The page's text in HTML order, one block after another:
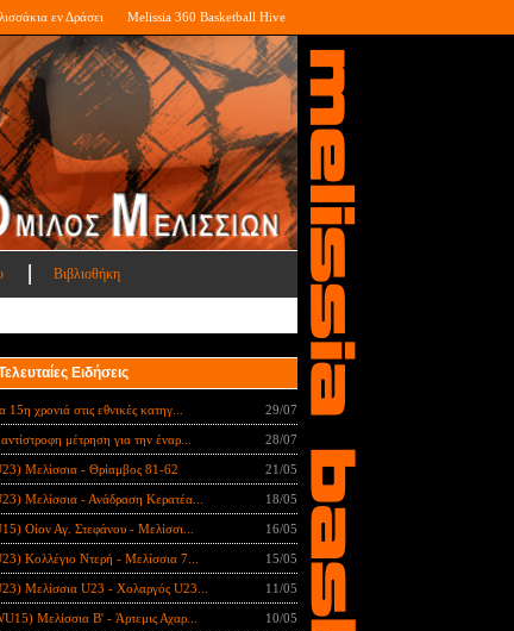
εν Δράσει Melissia 360 Basketball Hive
Βιβλιοθήκη
Ειδήσεις
15η χρονιά στις εθνικές κατηγ... 29/07
μέτρηση για την έναρ... 28/07
Μελίσσια - Θρίαμβος 81-62 21/05
Μελίσσια - Ανάδραση Κερατέα... 18/05
Οίον Αγ. Στεφάνου - Μελίσσι... 16/05
Κολλέγιο Ντερή - Μελίσσια 7... 15/05
Μελίσσια U23 - Χολαργός U23... 11/05
Μελίσσια B' - Άρτεμις Αχαρ... 10/05